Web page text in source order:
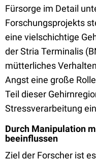
Fürsorge im Detail
Forschungsprojekts
eine vielschichtige
der Stria Terminalis
mütterliches
Angst eine große
Teil dieser
Stressverarbeitung
Durch Manipulation
beeinflussen
Ziel der Forscher ist